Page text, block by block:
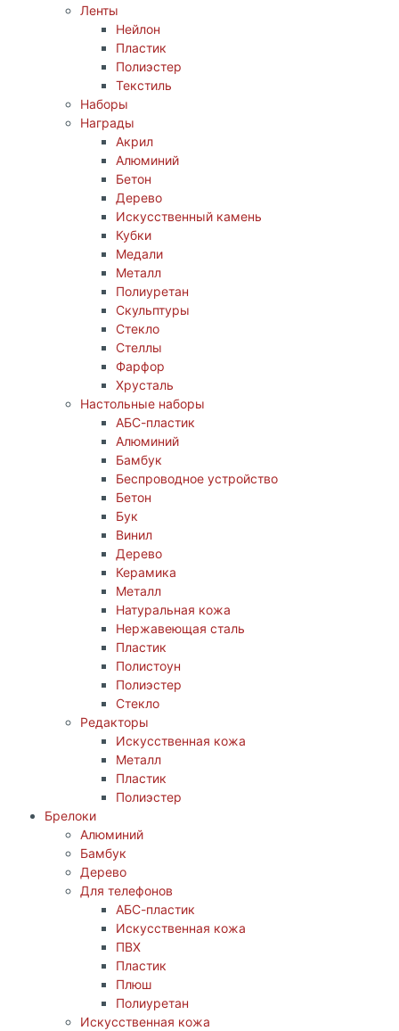
Ленты
Нейлон
Пластик
Полиэстер
Текстиль
Наборы
Награды
Акрил
Алюминий
Бетон
Дерево
Искусственный камень
Кубки
Медали
Металл
Полиуретан
Скульптуры
Стекло
Стеллы
Фарфор
Хрусталь
Настольные наборы
АБС-пластик
Алюминий
Бамбук
Беспроводное устройство
Бетон
Бук
Винил
Дерево
Керамика
Металл
Натуральная кожа
Нержавеющая сталь
Пластик
Полистоун
Полиэстер
Стекло
Редакторы
Искусственная кожа
Металл
Пластик
Полиэстер
Брелоки
Алюминий
Бамбук
Дерево
Для телефонов
АБС-пластик
Искусственная кожа
ПВХ
Пластик
Плюш
Полиуретан
Искусственная кожа